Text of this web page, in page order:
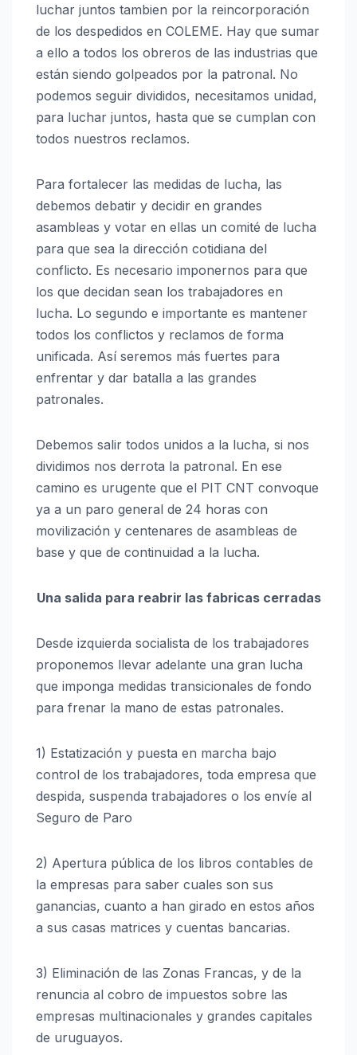
luchar juntos tambien por la reincorporación
de los despedidos en COLEME. Hay que sumar
a ello a todos los obreros de las industrias que
están siendo golpeados por la patronal. No
podemos seguir divididos, necesitamos unidad,
para luchar juntos, hasta que se cumplan con
todos nuestros reclamos.
Para fortalecer las medidas de lucha, las
debemos debatir y decidir en grandes
asambleas y votar en ellas un comité de lucha
para que sea la dirección cotidiana del
conflicto. Es necesario imponernos para que
los que decidan sean los trabajadores en
lucha. Lo segundo e importante es mantener
todos los conflictos y reclamos de forma
unificada. Así seremos más fuertes para
enfrentar y dar batalla a las grandes
patronales.
Debemos salir todos unidos a la lucha, si nos
dividimos nos derrota la patronal. En ese
camino es urugente que el PIT CNT convoque
ya a un paro general de 24 horas con
movilización y centenares de asambleas de
base y que de continuidad a la lucha.
Una salida para reabrir las fabricas cerradas
Desde izquierda socialista de los trabajadores
proponemos llevar adelante una gran lucha
que imponga medidas transicionales de fondo
para frenar la mano de estas patronales.
1) Estatización y puesta en marcha bajo
control de los trabajadores, toda empresa que
despida, suspenda trabajadores o los envíe al
Seguro de Paro
2) Apertura pública de los libros contables de
la empresas para saber cuales son sus
ganancias, cuanto a han girado en estos años
a sus casas matrices y cuentas bancarias.
3) Eliminación de las Zonas Francas, y de la
renuncia al cobro de impuestos sobre las
empresas multinacionales y grandes capitales
de uruguayos.